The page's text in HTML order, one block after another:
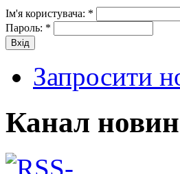
Ім'я користувача: *
Пароль: *
Запросити
Канал новин